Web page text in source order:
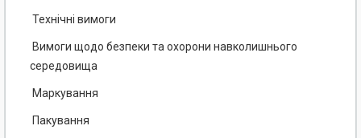
Технічні вимоги
Вимоги щодо безпеки та охорони навколишнього
середовища
Маркування
Пакування